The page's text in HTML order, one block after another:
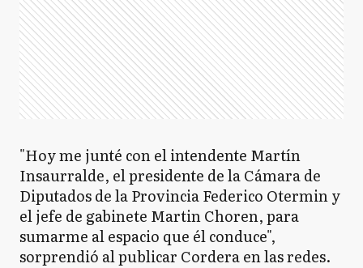
"Hoy me junté con el intendente Martín
Insaurralde, el presidente de la Cámara de
Diputados de la Provincia Federico Otermin y
el jefe de gabinete Martin Choren, para
sumarme al espacio que él conduce",
sorprendió al publicar Cordera en las redes.